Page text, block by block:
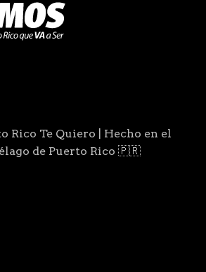
Rico Te Quiero | Hecho en el
de Puerto Rico 🇵🇷